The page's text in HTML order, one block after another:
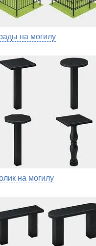
на могилу
на могилу